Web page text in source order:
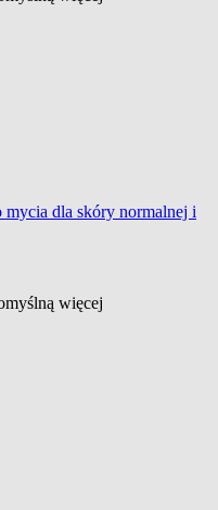
mycia dla skóry normalnej i
więcej